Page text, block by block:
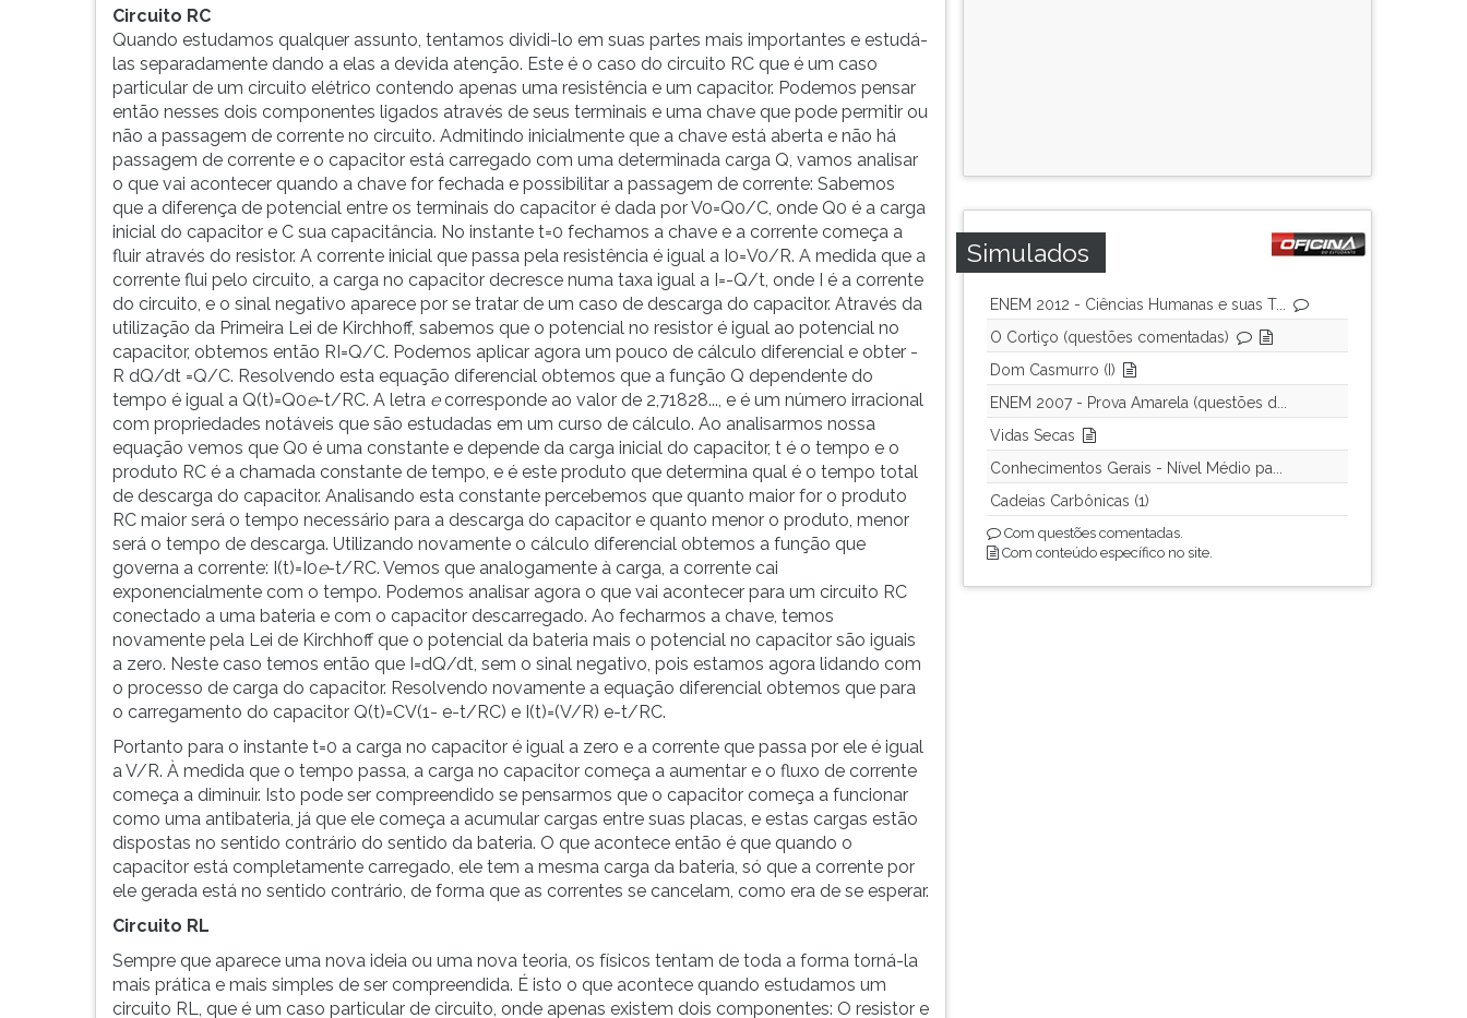
Circuito RC
Quando estudamos qualquer assunto, tentamos dividi-lo em suas partes mais importantes e estudá-
las separadamente dando a elas a devida atenção. Este é o caso do circuito RC que é um caso
particular de um circuito elétrico contendo apenas uma resistência e um capacitor. Podemos pensar
então nesses dois componentes ligados através de seus terminais e uma chave que pode permitir ou
não a passagem de corrente no circuito. Admitindo inicialmente que a chave está aberta e não há
passagem de corrente e o capacitor está carregado com uma determinada carga Q, vamos analisar
o que vai acontecer quando a chave for fechada e possibilitar a passagem de corrente: Sabemos
que a diferença de potencial entre os terminais do capacitor é dada por V0=Q0/C, onde Q0 é a carga
inicial do capacitor e C sua capacitância. No instante t=0 fechamos a chave e a corrente começa a
fluir através do resistor. A corrente inicial que passa pela resistência é igual a I0=V0/R. A medida que a
corrente flui pelo circuito, a carga no capacitor decresce numa taxa igual a I=-Q/t, onde I é a corrente
do circuito, e o sinal negativo aparece por se tratar de um caso de descarga do capacitor. Através da
utilização da Primeira Lei de Kirchhoff, sabemos que o potencial no resistor é igual ao potencial no
capacitor, obtemos então RI=Q/C. Podemos aplicar agora um pouco de cálculo diferencial e obter -
R dQ/dt =Q/C. Resolvendo esta equação diferencial obtemos que a função Q dependente do
tempo é igual a Q(t)=Q0e-t/RC. A letra ecorresponde ao valor de 2,71828..., e é um número irracional
com propriedades notáveis que são estudadas em um curso de cálculo. Ao analisarmos nossa
equação vemos que Q0 é uma constante e depende da carga inicial do capacitor, t é o tempo e o
produto RC é a chamada constante de tempo, e é este produto que determina qual é o tempo total
de descarga do capacitor. Analisando esta constante percebemos que quanto maior for o produto
RC maior será o tempo necessário para a descarga do capacitor e quanto menor o produto, menor
será o tempo de descarga. Utilizando novamente o cálculo diferencial obtemos a função que
governa a corrente: I(t)=I0e-t/RC. Vemos que analogamente à carga, a corrente cai
exponencialmente com o tempo. Podemos analisar agora o que vai acontecer para um circuito RC
conectado a uma bateria e com o capacitor descarregado. Ao fecharmos a chave, temos
novamente pela Lei de Kirchhoff que o potencial da bateria mais o potencial no capacitor são iguais
a zero. Neste caso temos então que I=dQ/dt, sem o sinal negativo, pois estamos agora lidando com
o processo de carga do capacitor. Resolvendo novamente a equação diferencial obtemos que para
o carregamento do capacitor Q(t)=CV(1- e-t/RC) e I(t)=(V/R) e-t/RC.
Portanto para o instante t=0 a carga no capacitor é igual a zero e a corrente que passa por ele é igual
a V/R. À medida que o tempo passa, a carga no capacitor começa a aumentar e o fluxo de corrente
começa a diminuir. Isto pode ser compreendido se pensarmos que o capacitor começa a funcionar
como uma antibateria, já que ele começa a acumular cargas entre suas placas, e estas cargas estão
dispostas no sentido contrário do sentido da bateria. O que acontece então é que quando o
capacitor está completamente carregado, ele tem a mesma carga da bateria, só que a corrente por
ele gerada está no sentido contrário, de forma que as correntes se cancelam, como era de se esperar.
Circuito RL
Sempre que aparece uma nova ideia ou uma nova teoria, os físicos tentam de toda a forma torná-la
mais prática e mais simples de ser compreendida. É isto o que acontece quando estudamos um
circuito RL, que é um caso particular de circuito, onde apenas existem dois componentes: O resistor e
Simulados
ENEM 2012 - Ciências Humanas e suas T...
O Cortiço (questões comentadas)
Dom Casmurro (I)
ENEM 2007 - Prova Amarela (questões d...
Vidas Secas
Conhecimentos Gerais - Nível Médio pa...
Cadeias Carbônicas (1)
Com questões comentadas.
Com conteúdo específico no site.